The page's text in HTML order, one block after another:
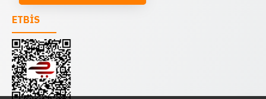
ETBİS